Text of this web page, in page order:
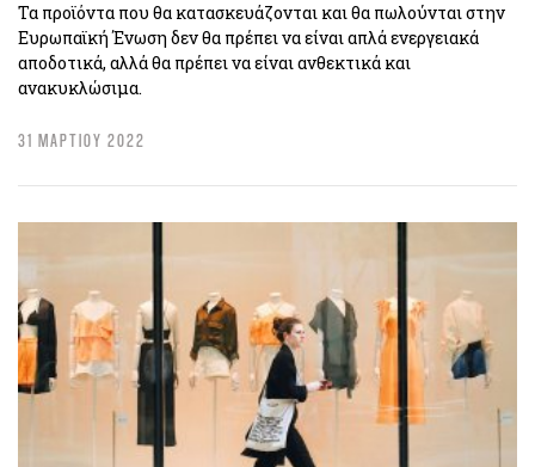
Τα προϊόντα που θα κατασκευάζονται και θα πωλούνται στην
Ευρωπαϊκή Ένωση δεν θα πρέπει να είναι απλά ενεργειακά
αποδοτικά, αλλά θα πρέπει να είναι ανθεκτικά και
ανακυκλώσιμα.
31 ΜΑΡΤΙΟΥ 2022